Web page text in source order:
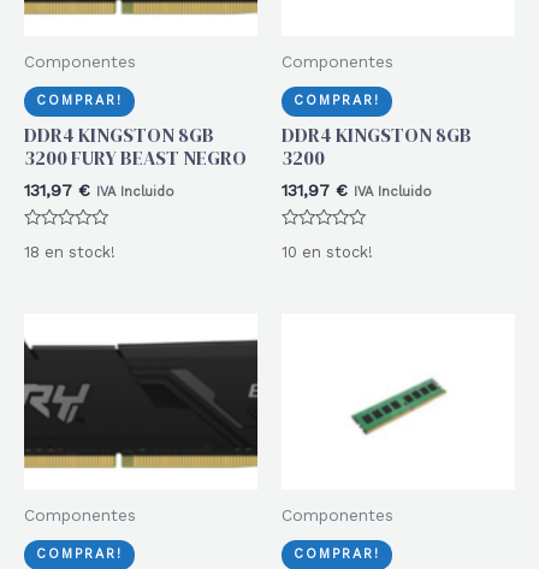
Componentes
COMPRAR!
DDR4 KINGSTON 8GB
3200 FURY BEAST NEGRO
131,97 € IVA Incluido
con
18 en stock!
Componentes
COMPRAR!
DDR4 KINGSTON 8GB
3200
131,97 € IVA Incluido
con
10 en stock!
Componentes
COMPRAR!
Componentes
COMPRAR!